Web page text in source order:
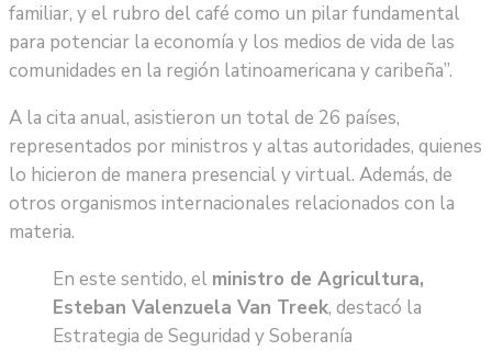
familiar, y el rubro del café como un pilar fundamental
para potenciar la economía y los medios de vida de las
comunidades en la región latinoamericana y caribeña”.
A la cita anual, asistieron un total de 26 países,
representados por ministros y altas autoridades, quienes
lo hicieron de manera presencial y virtual. Además, de
otros organismos internacionales relacionados con la
materia.
En este sentido, el ministro de Agricultura,
Esteban Valenzuela Van Treek, destacó la
Estrategia de Seguridad y Soberanía